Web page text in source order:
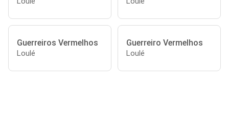
Guerreiros Vermelhos
Loulé
Guerreiro Vermelhos
Loulé